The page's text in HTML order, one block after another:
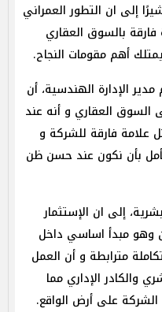
إلى ان التطور العمراني
بالسوق العقاري
أهم مقومات النجاح.
الإدارة الهندسية، أن
العقاري و أنه عند
علامة فارقة للشركة و
بأن نكون عند حسن ظن
إلى ان الإستثمار
وهو مبدأ اساسي داخل
مترابطة و أن العمل
والكادر الإداري مما
على أرض الواقع.